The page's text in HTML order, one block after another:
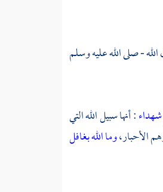
- صلى الله عليه وسلم
: أنها سبيل الله التي
الأحبار،وما الله بغافل